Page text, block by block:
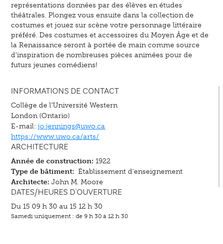
représentations données par des élèves en études
théâtrales. Plongez vous ensuite dans la collection de
costumes et jouez sur scène votre personnage littéraire
préféré. Des costumes et accessoires du Moyen Âge et de
la Renaissance seront à portée de main comme source
d’inspiration de nombreuses pièces animées pour de
futurs jeunes comédiens!
INFORMATIONS DE CONTACT
Collège de l’Université Western
London (Ontario)
E-mail:jo.jennings@uwo.ca
https://www.uwo.ca/arts/
ARCHITECTURE
Année de construction: 1922
Type de bâtiment: Établissement d'enseignement
Architecte: John M. Moore
DATES/HEURES D'OUVERTURE
Du 15 09 h 30 au 15 12 h 30
Samedi uniquement : de 9 h 30 à 12 h 30